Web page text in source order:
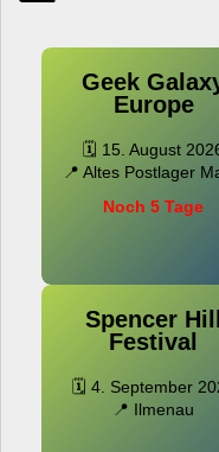
Geek
Europe
🗓️ 15. August
📍 Altes Postlager
Noch 5 Tage
Spencer
Festival
🗓️ 4. September
📍 Ilmenau